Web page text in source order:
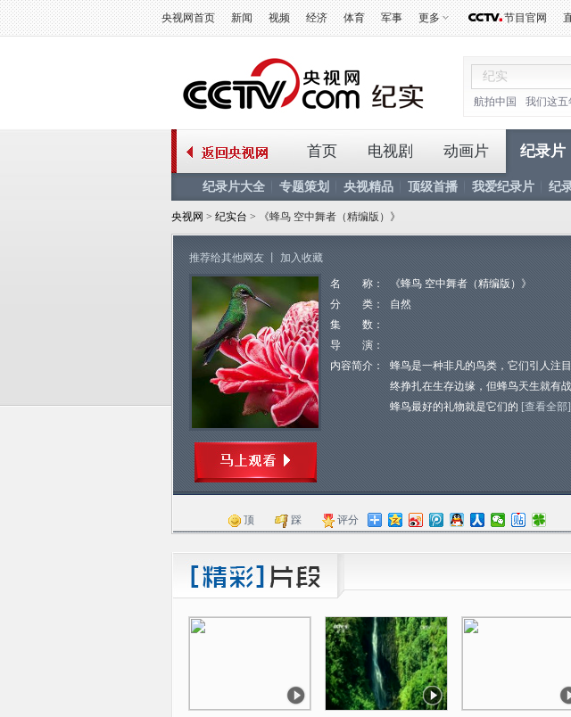
央视网首页 新闻 视频 经济 体育 军事 更多 节目官网
航拍中国 我们这五
首页 电视剧 动画片 纪录片
纪录片大全 专题策划 央视精品 顶级首播 我爱纪录片 纪
央视网 > 纪实台 > 《蜂鸟 空中舞者（精编版）》
推荐给其他网友 加入收藏
名 称：
《蜂鸟 空中舞者（精编版）》
分 类：
自然
集 数：
导 演：
内容简介：
蜂鸟是一种非凡的鸟类，它们引人注
终挣扎在生存边缘，但蜂鸟天生就有
蜂鸟最好的礼物就是它们的 [查看全部]
顶 踩 评分